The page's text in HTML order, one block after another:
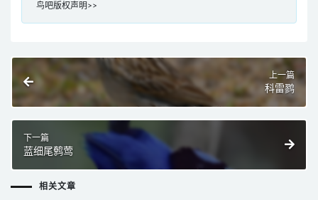
鸟吧版权声明>>
上一篇
科雷鹨
下一篇
蓝细尾鹩莺
相关文章